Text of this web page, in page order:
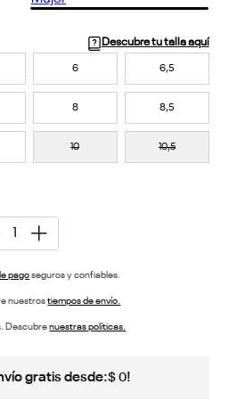
Descubre tu talla aquí
6 6,5
8 8,5
10 10,5
pagoseguros y confiables.
nuestrostiempos de envío.
Descubrenuestras políticas.
gratis desde:$ 0!